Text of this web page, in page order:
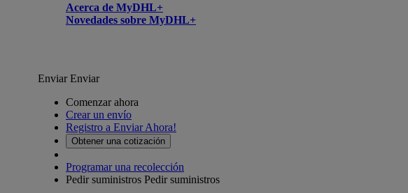
Acerca de MyDHL+
Novedades sobre MyDHL+
EnviarEnviar
Comenzar ahora
Crear un envío
Registro a Enviar Ahora!
Obtener una cotización
Programar una recolección
Pedir suministros Pedir suministros